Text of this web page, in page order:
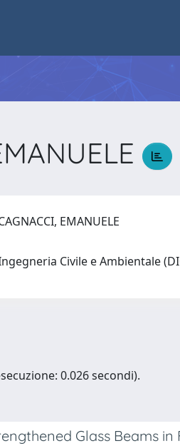
EMANUELE
Civile e Ambientale
0.026 secondi).
Glass Beams in